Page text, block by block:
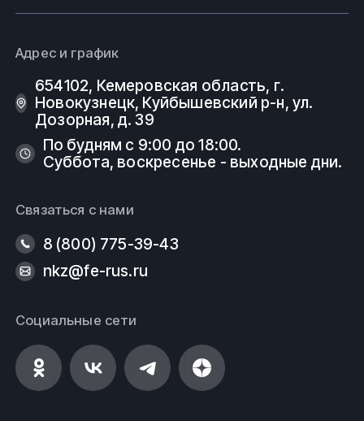
Адрес и график
654102, Кемеровская область, г.
Новокузнецк, Куйбышевский р-н, ул.
Дозорная, д. 39
По будням с 9:00 до 18:00.
Суббота, воскресенье - выходные дни.
Связаться с нами
8 (800) 775-39-43
nkz@fe-rus.ru
Социальные сети